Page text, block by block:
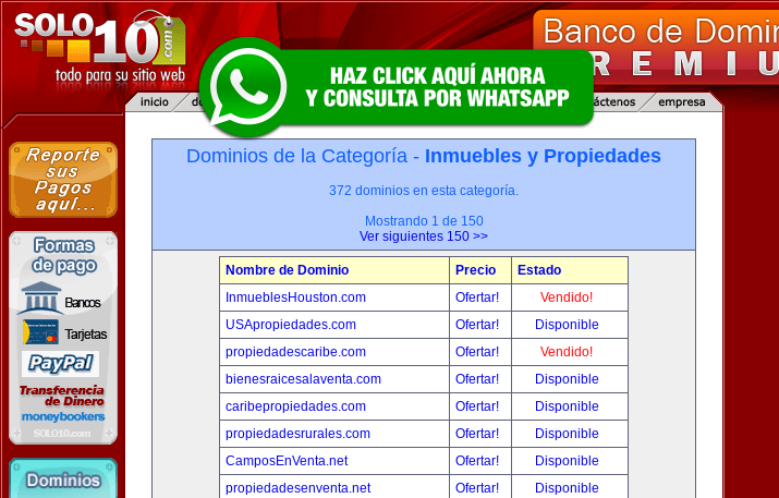
Dominios de la Categoría - Inmuebles y Propiedades
372 dominios en esta categoría.
Mostrando 1 de 150
Ver siguientes 150 >>
Nombre de Dominio Precio
Estado
InmueblesHouston.com
Ofertar!
Vendido!
USApropiedades.com
Ofertar!
Disponible
propiedadescaribe.com
Ofertar!
Vendido!
bienesraicesalaventa.com
Ofertar!
Disponible
caribepropiedades.com
Ofertar!
Disponible
propiedadesrurales.com
Ofertar!
Disponible
CamposEnVenta.net
Ofertar!
Disponible
propiedadesenventa.net
Ofertar!
Disponible